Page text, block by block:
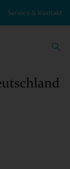
Service & Kontakt